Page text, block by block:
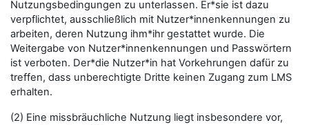
Nutzungsbedingungen zu unterlassen. Er*sie ist dazu
verpflichtet, ausschließlich mit Nutzer*innenkennungen zu
arbeiten, deren Nutzung ihm*ihr gestattet wurde. Die
Weitergabe von Nutzer*innenkennungen und Passwörtern
ist verboten. Der*die Nutzer*in hat Vorkehrungen dafür zu
treffen, dass unberechtigte Dritte keinen Zugang zum LMS
erhalten.
(2) Eine missbräuchliche Nutzung liegt insbesondere vor,